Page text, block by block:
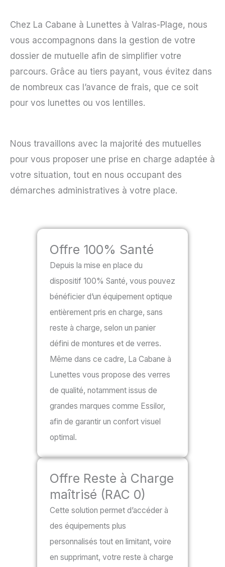
Chez La Cabane à Lunettes à Valras-Plage, nous
vous accompagnons dans la gestion de votre
dossier de mutuelle afin de simplifier votre
parcours. Grâce au tiers payant, vous évitez dans
de nombreux cas l’avance de frais, que ce soit
pour vos lunettes ou vos lentilles.
Nous travaillons avec la majorité des mutuelles
pour vous proposer une prise en charge adaptée à
votre situation, tout en nous occupant des
démarches administratives à votre place.
Offre 100% Santé
Depuis la mise en place du
dispositif 100% Santé, vous pouvez
bénéficier d’un équipement optique
entièrement pris en charge, sans
reste à charge, selon un panier
défini de montures et de verres.
Même dans ce cadre, La Cabane à
Lunettes vous propose des verres
de qualité, notamment issus de
grandes marques comme Essilor,
afin de garantir un confort visuel
optimal.
Offre Reste à Charge
maîtrisé (RAC 0)
Cette solution permet d’accéder à
des équipements plus
personnalisés tout en limitant, voire
en supprimant, votre reste à charge